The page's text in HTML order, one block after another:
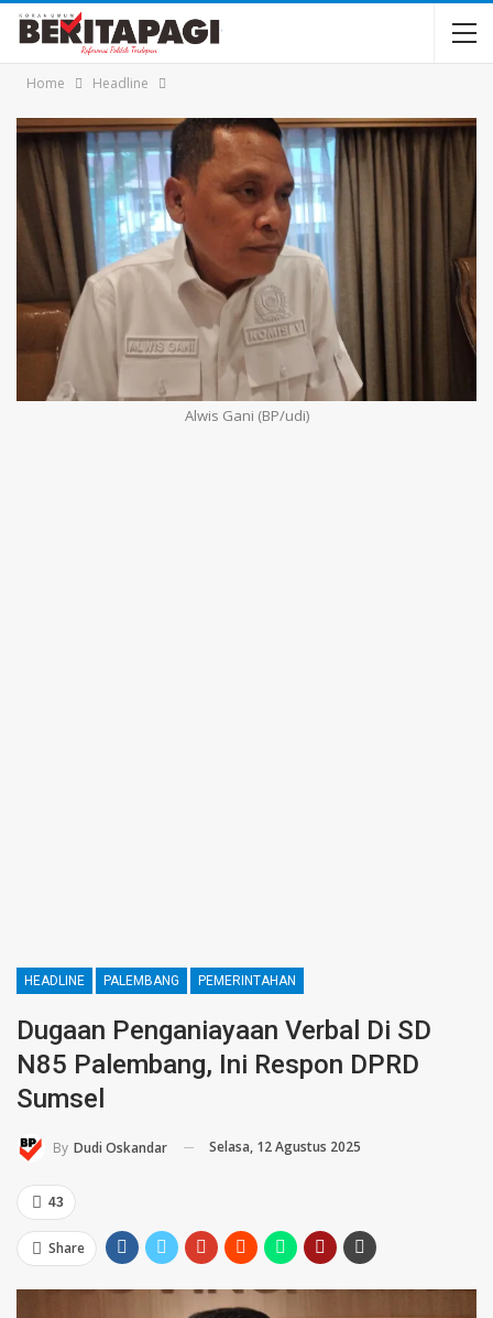
Home Headline
Alwis Gani (BP/udi)
HEADLINE PALEMBANG PEMERINTAHAN
Dugaan Penganiayaan Verbal Di SD
N85 Palembang, Ini Respon DPRD
Sumsel
By Dudi Oskandar Selasa, 12 Agustus 2025
43
Share